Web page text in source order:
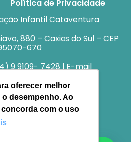
oferecer melhor
desempenho. Ao
com o uso
Política de Privacidade
Infantil Cataventura
880 – Caxias do Sul – CEP
670
9 9109- 7428 | E-mail